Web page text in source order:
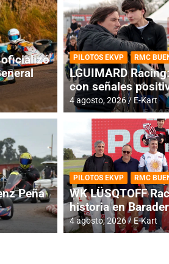
RMC BUENOS AIRES
Cerró una
oficializó
Peña
PILOTOS EKVP RMC
LGUIMARD
con señales
4 agosto, 2026 E-Kart
PILOTOS EKVP RMC
WK LÜSQTOFF
historia en
4 agosto, 2026 E-Kart